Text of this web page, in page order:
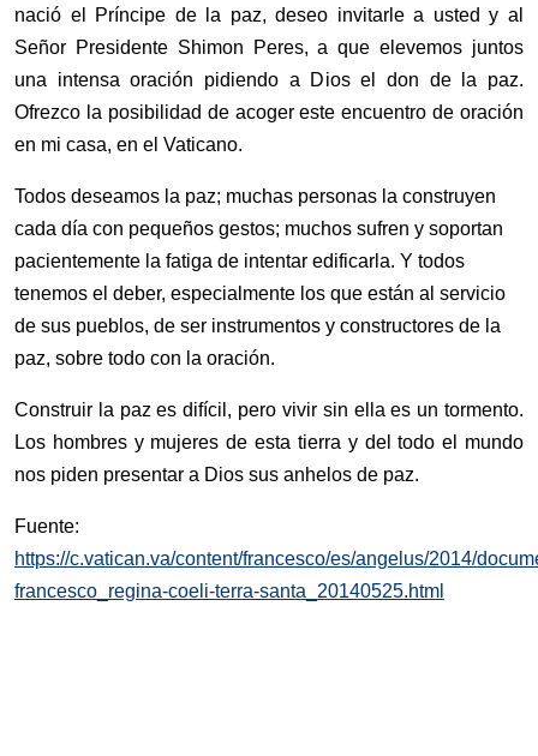
nació el Príncipe de la paz, deseo invitarle a usted y al
Señor Presidente Shimon Peres, a que elevemos juntos
una intensa oración pidiendo a Dios el don de la paz.
Ofrezco la posibilidad de acoger este encuentro de oración
en mi casa, en el Vaticano.
Todos deseamos la paz; muchas personas la construyen
cada día con pequeños gestos; muchos sufren y soportan
pacientemente la fatiga de intentar edificarla. Y todos
tenemos el deber, especialmente los que están al servicio
de sus pueblos, de ser instrumentos y constructores de la
paz, sobre todo con la oración.
Construir la paz es difícil, pero vivir sin ella es un tormento.
Los hombres y mujeres de esta tierra y del todo el mundo
nos piden presentar a Dios sus anhelos de paz.
Fuente:
https://c.vatican.va/content/francesco/es/angelus/2014/
francesco_regina-coeli-terra-santa_20140525.html